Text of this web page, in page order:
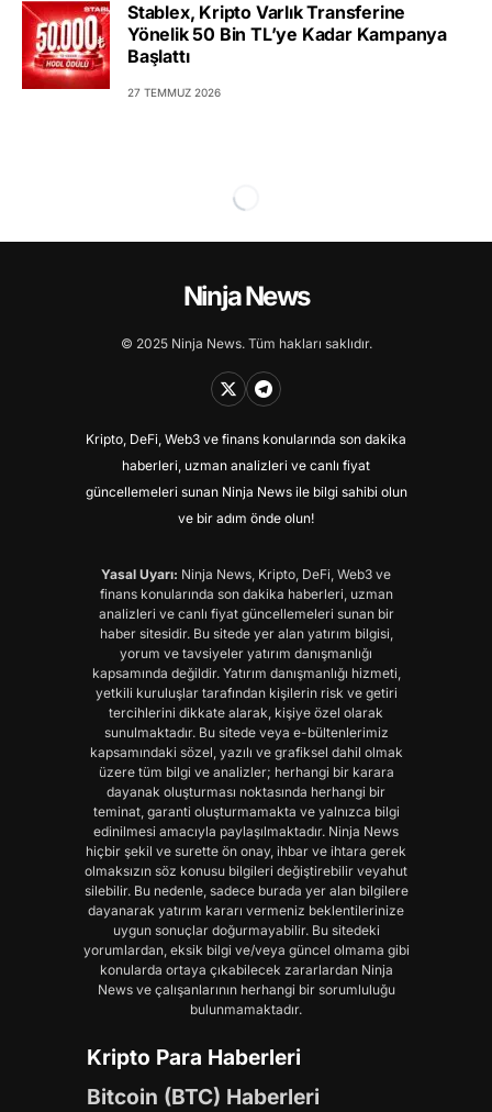
Stablex, Kripto Varlık Transferine
Yönelik 50 Bin TL’ye Kadar Kampanya
Başlattı
27 TEMMUZ 2026
Ninja News
© 2025 Ninja News. Tüm hakları saklıdır.
Kripto, DeFi, Web3 ve finans konularında son dakika
haberleri, uzman analizleri ve canlı fiyat
güncellemeleri sunan Ninja News ile bilgi sahibi olun
ve bir adım önde olun!
Yasal Uyarı: Ninja News, Kripto, DeFi, Web3 ve
finans konularında son dakika haberleri, uzman
analizleri ve canlı fiyat güncellemeleri sunan bir
haber sitesidir. Bu sitede yer alan yatırım bilgisi,
yorum ve tavsiyeler yatırım danışmanlığı
kapsamında değildir. Yatırım danışmanlığı hizmeti,
yetkili kuruluşlar tarafından kişilerin risk ve getiri
tercihlerini dikkate alarak, kişiye özel olarak
sunulmaktadır. Bu sitede veya e-bültenlerimiz
kapsamındaki sözel, yazılı ve grafiksel dahil olmak
üzere tüm bilgi ve analizler; herhangi bir karara
dayanak oluşturması noktasında herhangi bir
teminat, garanti oluşturmamakta ve yalnızca bilgi
edinilmesi amacıyla paylaşılmaktadır. Ninja News
hiçbir şekil ve surette ön onay, ihbar ve ihtara gerek
olmaksızın söz konusu bilgileri değiştirebilir veyahut
silebilir. Bu nedenle, sadece burada yer alan bilgilere
dayanarak yatırım kararı vermeniz beklentilerinize
uygun sonuçlar doğurmayabilir. Bu sitedeki
yorumlardan, eksik bilgi ve/veya güncel olmama gibi
konularda ortaya çıkabilecek zararlardan Ninja
News ve çalışanlarının herhangi bir sorumluluğu
bulunmamaktadır.
Kripto Para Haberleri
Bitcoin (BTC) Haberleri